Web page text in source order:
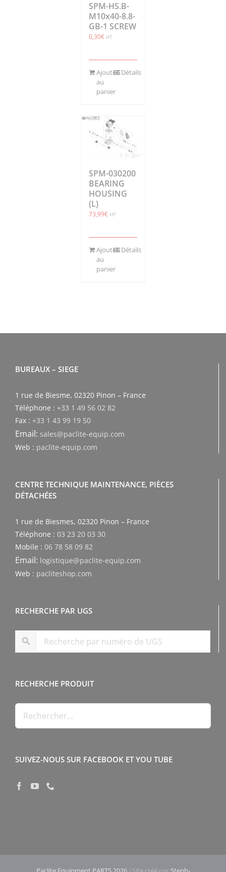
SPM-HS.B-
M10x40-8.8-
GB-1 SCREW
0,30€ HT
Ajouter
au
panier
Détails
SPM-030200
BEARING
HOUSING
(L)
73,99€ HT
Ajouter
au
panier
Détails
BUREAUX – SIEGE
1 rue de Biesme, 02320 Pinon – France
Téléphone : +33 1 49 56 02 82
Fax : +33 1 43 99 19 50
Email: sales@paclite-equip.com
Web : paclite-equip.com
CENTRE TECHNIQUE MAINTENANCE, PIÈCES
DÉTACHÉES
1 rue de Biesmes, 02320 Pinon – France
Téléphone : 03 23 20 03 30
Mobile : 06 78 58 09 82
Email: logistique@paclite-equip.com
Web : pacliteshop.com
RECHERCHE PAR UGS
RECHERCHE PRODUIT
SUIVEZ-NOUS SUR FACEBOOK ET YOU TUBE